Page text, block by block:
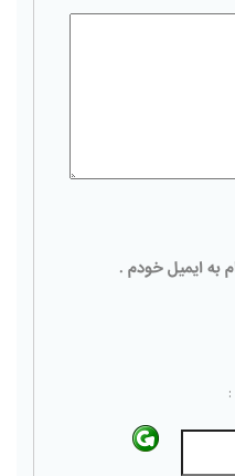
به ایمیل خودم .